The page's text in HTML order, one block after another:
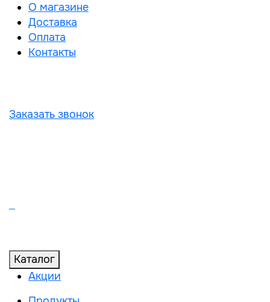
О магазине
Доставка
Оплата
Контакты
Заказать звонок
Каталог
Акции